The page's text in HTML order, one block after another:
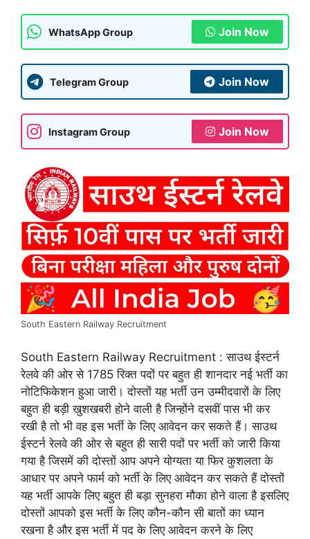
WhatsApp Group Join Now
Telegram Group Join Now
Instagram Group Join Now
South Eastern Railway Recruitment
South Eastern Railway Recruitment : साउथ ईस्टर्न
रेलवे की ओर से 1785 रिक्त पदों पर बहुत ही शानदार नई भर्ती का
नोटिफिकेशन हुआ जारी। दोस्तों यह भर्ती उन उम्मीदवारों के लिए
बहुत ही बड़ी खुशखबरी होने वाली है जिन्होंने दसवीं पास भी कर
रखी है तो भी वह इस भर्ती के लिए आवेदन कर सकते हैं। साउथ
ईस्टर्न रेलवे की ओर से बहुत ही सारी पदों पर भर्ती को जारी किया
गया है जिसमें की दोस्तों आप अपने योग्यता या फिर कुशलता के
आधार पर अपने फार्म को भर्ती के लिए आवेदन कर सकते हैं दोस्तों
यह भर्ती आपके लिए बहुत ही बड़ा सुनहरा मौका होने वाला है इसलिए
दोस्तों आपको इस भर्ती के लिए कौन-कौन सी बातों का ध्यान
रखना है और इस भर्ती में पद के लिए आवेदन करने के लिए